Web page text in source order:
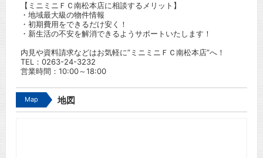
【ミニミニＦＣ南松本店に相談するメリット】
・地域最大級の物件情報
・初期費用をできるだけ安く！
・新生活の不安を解消できるようサポートいたします！
内見や資料請求などはお気軽に”ミニミニＦＣ南松本店”へ！
TEL： 0263-24-3232
営業時間：10:00～18:00
Map 地図